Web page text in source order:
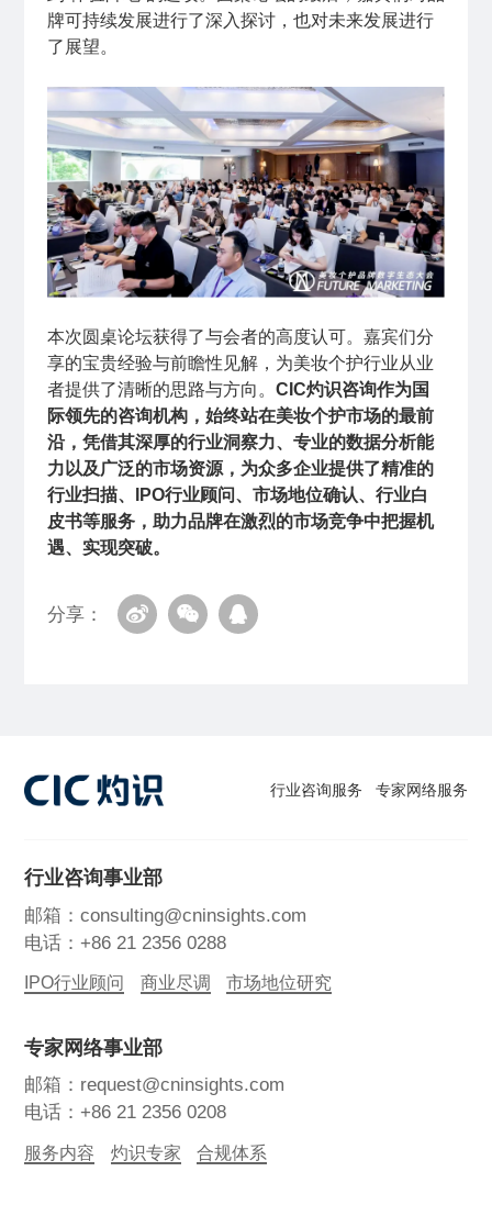
牌可持续发展进行了深入探讨，也对未来发展进行
了展望。
本次圆桌论坛获得了与会者的高度认可。嘉宾们分
享的宝贵经验与前瞻性见解，为美妆个护行业从业
者提供了清晰的思路与方向。 CIC灼识咨询作为国
际领先的咨询机构，始终站在美妆个护市场的最前
沿，凭借其深厚的行业洞察力、专业的数据分析能
力以及广泛的市场资源，为众多企业提供了精准的
行业扫描、IPO行业顾问、市场地位确认、行业白
皮书等服务，助力品牌在激烈的市场竞争中把握机
遇、实现突破。
分享：
行业咨询服务 专家网络服务
行业咨询事业部
邮箱：consulting@cninsights.com
电话：+86 21 2356 0288
IPO行业顾问 商业尽调 市场地位研究
专家网络事业部
邮箱：request@cninsights.com
电话：+86 21 2356 0208
服务内容 灼识专家 合规体系